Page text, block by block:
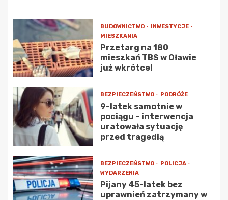
BUDOWNICTWO
INWESTYCJE
MIESZKANIA
Przetarg na 180
mieszkań TBS w Oławie
już wkrótce!
BEZPIECZEŃSTWO PODRÓŻE
9-latek samotnie w
pociągu – interwencja
uratowała sytuację
przed tragedią
BEZPIECZEŃSTWO
POLICJA
WYDARZENIA
Pijany 45-latek bez
uprawnień zatrzymany w